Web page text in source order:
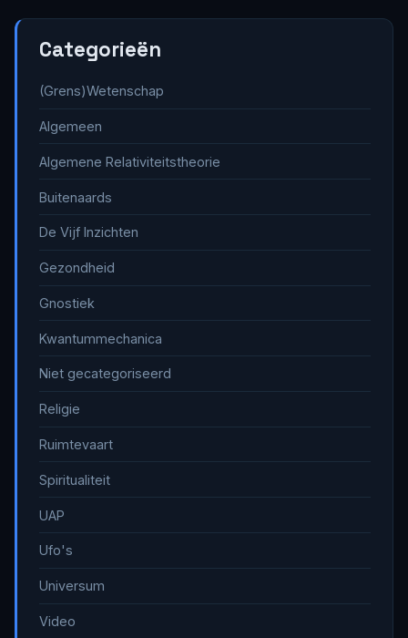
Categorieën
(Grens)Wetenschap
Algemeen
Algemene Relativiteitstheorie
Buitenaards
De Vijf Inzichten
Gezondheid
Gnostiek
Kwantummechanica
Niet gecategoriseerd
Religie
Ruimtevaart
Spiritualiteit
UAP
Ufo's
Universum
Video